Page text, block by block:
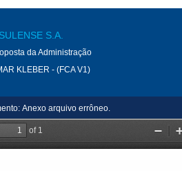
S.A.
da Administração
KLEBER - (FCA V1)
Anexo arquivo errôneo.